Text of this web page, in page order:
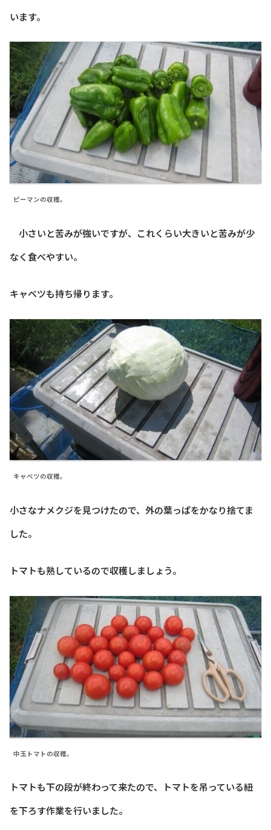
います。
ピーマンの収穫。
小さいと苦みが強いですが、これくらい大きいと苦みが少
なく食べやすい。
キャベツも持ち帰ります。
キャベツの収穫。
小さなナメクジを見つけたので、外の葉っぱをかなり捨てま
した。
トマトも熟しているので収穫しましょう。
中玉トマトの収穫。
トマトも下の段が終わって来たので、トマトを吊っている紐
を下ろす作業を行いました。